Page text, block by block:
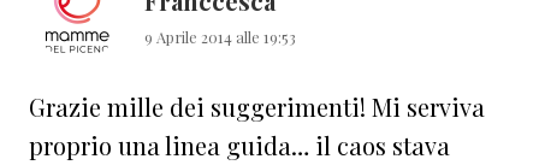
9 Aprile 2014 alle 19:53
Grazie mille dei suggerimenti! Mi serviva
proprio una linea guida… il caos stava